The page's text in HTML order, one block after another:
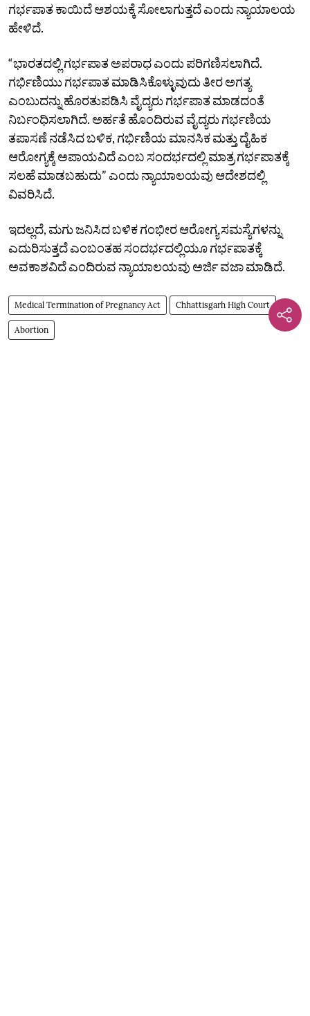
ಗರ್ಭಪಾತ ಕಾಯಿದೆ ಆಶಯಕ್ಕೆ ಸೋಲಾಗುತ್ತದೆ ಎಂದು ನ್ಯಾಯಾಲಯ
ಹೇಳಿದೆ.
“ಭಾರತದಲ್ಲಿ ಗರ್ಭಪಾತ ಅಪರಾಧ ಎಂದು ಪರಿಗಣಿಸಲಾಗಿದೆ.
ಗರ್ಭಿಣಿಯು ಗರ್ಭಪಾತ ಮಾಡಿಸಿಕೊಳ್ಳುವುದು ತೀರ ಅಗತ್ಯ
ಎಂಬುದನ್ನು ಹೊರತುಪಡಿಸಿ ವೈದ್ಯರು ಗರ್ಭಪಾತ ಮಾಡದಂತೆ
ನಿರ್ಬಂಧಿಸಲಾಗಿದೆ. ಅರ್ಹತೆ ಹೊಂದಿರುವ ವೈದ್ಯರು ಗರ್ಭಣಿಯ
ತಪಾಸಣೆ ನಡೆಸಿದ ಬಳಿಕ, ಗರ್ಭಿಣಿಯ ಮಾನಸಿಕ ಮತ್ತು ದೈಹಿಕ
ಆರೋಗ್ಯಕ್ಕೆ ಅಪಾಯವಿದೆ ಎಂಬ ಸಂದರ್ಭದಲ್ಲಿ ಮಾತ್ರ ಗರ್ಭಪಾತಕ್ಕೆ
ಸಲಹೆ ಮಾಡಬಹುದು” ಎಂದು ನ್ಯಾಯಾಲಯವು ಆದೇಶದಲ್ಲಿ
ವಿವರಿಸಿದೆ.
ಇದಲ್ಲದೆ, ಮಗು ಜನಿಸಿದ ಬಳಿಕ ಗಂಭೀರ ಆರೋಗ್ಯ ಸಮಸ್ಯೆಗಳನ್ನು
ಎದುರಿಸುತ್ತದೆ ಎಂಬಂತಹ ಸಂದರ್ಭದಲ್ಲಿಯೂ ಗರ್ಭಪಾತಕ್ಕೆ
ಅವಕಾಶವಿದೆ ಎಂದಿರುವ ನ್ಯಾಯಾಲಯವು ಅರ್ಜಿ ವಜಾ ಮಾಡಿದೆ.
Medical Termination of Pregnancy Act Chhattisgarh High Court
Abortion